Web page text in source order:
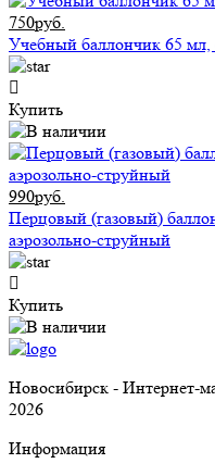
750руб.
Учебный баллончик 65
Купить
990руб.
Перцовый (газовый)
аэрозольно-струйный
Купить
Новосибирск - Интернет-
2026
Информация